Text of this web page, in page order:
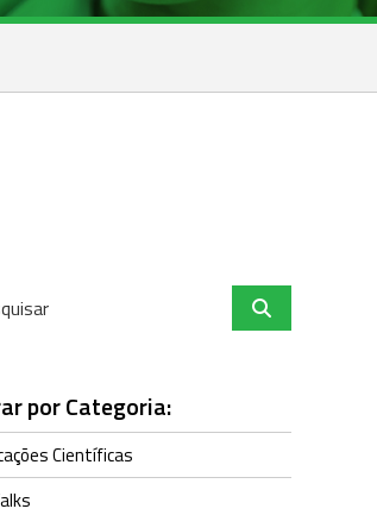
por Categoria:
Científicas